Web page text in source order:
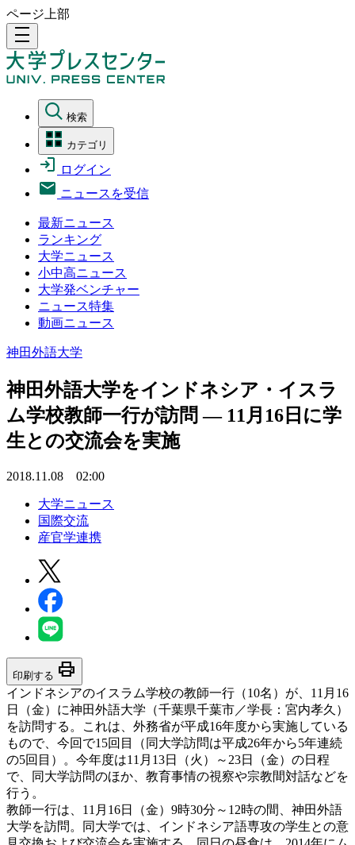
ページ上部
density_medium
検索
カテゴリ
ログイン
ニュースを受信
最新ニュース
ランキング
大学ニュース
小中高ニュース
大学発ベンチャー
ニュース特集
動画ニュース
神田外語大学
神田外語大学をインドネシア・イスラ
ム学校教師一行が訪問 — 11月16日に学
生との交流会を実施
2018.11.08 02:00
大学ニュース
国際交流
産官学連携
印刷する print
インドネシアのイスラム学校の教師一行（10名）が、11月16
日（金）に神田外語大学（千葉県千葉市／学長：宮内孝久）
を訪問する。これは、外務省が平成16年度から実施している
もので、今回で15回目（同大学訪問は平成26年から5年連続
の5回目）。今年度は11月13日（火）～23日（金）の日程
で、同大学訪問のほか、教育事情の視察や宗教間対話などを
行う。
教師一行は、11月16日（金）9時30分～12時の間、神田外語
大学を訪問。同大学では、インドネシア語専攻の学生との意